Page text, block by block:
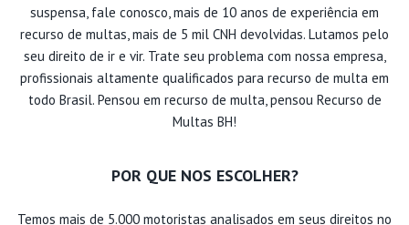
suspensa, fale conosco, mais de 10 anos de experiência em
recurso de multas, mais de 5 mil CNH devolvidas. Lutamos pelo
seu direito de ir e vir. Trate seu problema com nossa empresa,
profissionais altamente qualificados para recurso de multa em
todo Brasil. Pensou em recurso de multa, pensou Recurso de
Multas BH!
POR QUE NOS ESCOLHER?
Temos mais de 5.000 motoristas analisados em seus direitos no